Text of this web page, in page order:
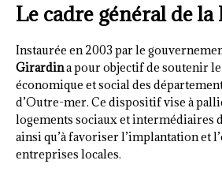
Le cadre général de
Instaurée en 2003 par le
Girardina pour objectif de soutenir
économique et social des
d’Outre-mer. Ce dispositif vise à
logements sociaux et intermédiaires
ainsi qu’à favoriser l’implantation et
entreprises locales.